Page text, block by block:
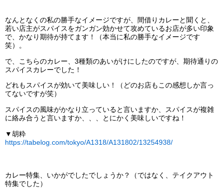
なんとなくの私の勝手なイメージですが、間借りカレーと聞くと、
若い店主がスパイスをガンガン効かせて攻めているお店が多い印象
で、かなり期待が持てます！（本当に私の勝手なイメージです
笑）。
で、こちらのカレー、3種類のあいがけにしたのですが、期待通りの
スパイスカレーでした！
どれもスパイスが効いて美味しい！（どのお店もこの感想しか言っ
てないですが笑）
スパイスの風味がかなり立っていると言いますか、スパイスが複雑
に絡み合うと言いますか、、、とにかく美味しいですね！
▼胡粋
https://tabelog.com/tokyo/A1318/A131802/13254938/
カレー特集、いかがでしたでしょうか？（ではなく、テイクアウト
特集でした）